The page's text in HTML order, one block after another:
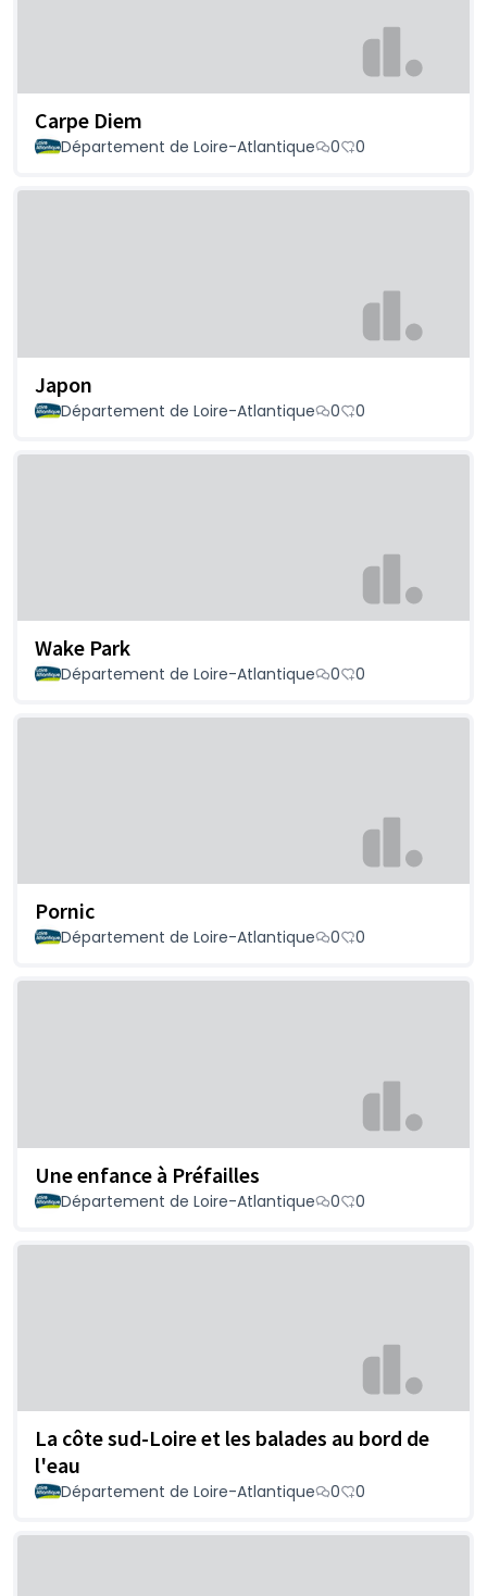
Carpe Diem
Département de Loire-Atlantique 0 0
Japon
Département de Loire-Atlantique 0 0
Wake Park
Département de Loire-Atlantique 0 0
Pornic
Département de Loire-Atlantique 0 0
Une enfance à Préfailles
Département de Loire-Atlantique 0 0
La côte sud-Loire et les balades au bord de
l'eau
Département de Loire-Atlantique 0 0